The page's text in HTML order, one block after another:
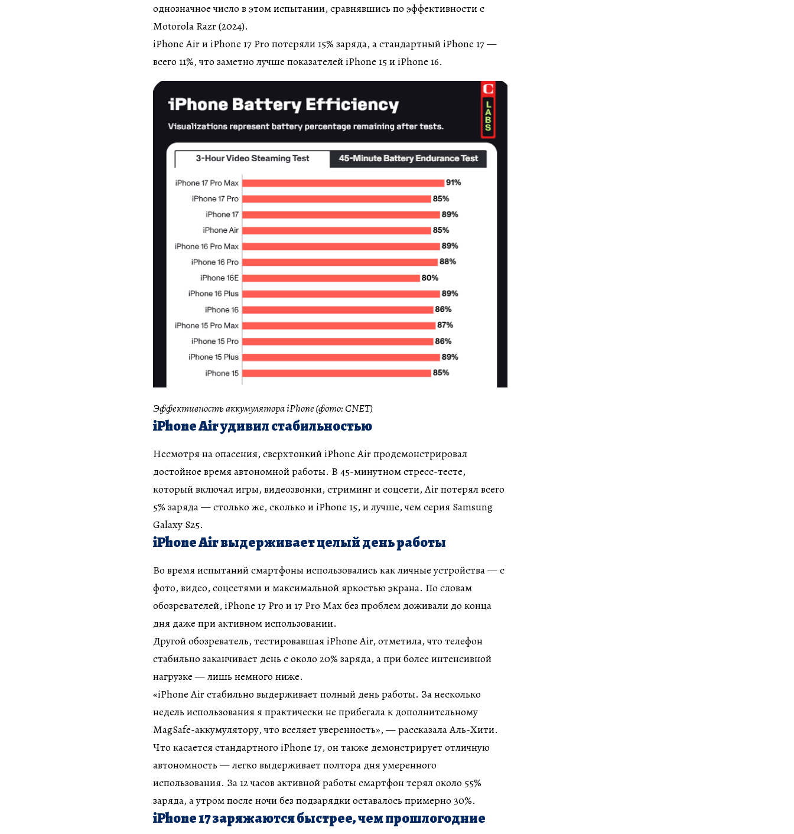
однозначное число в этом испытании, сравнявшись по эффективности с
Motorola Razr (2024).
iPhone Air и iPhone 17 Pro потеряли 15% заряда, а стандартный iPhone 17 —
всего 11%, что заметно лучше показателей iPhone 15 и iPhone 16.
Эффективность аккумулятора iPhone (фото: CNET)
iPhone Air удивил стабильностью
Несмотря на опасения, сверхтонкий iPhone Air продемонстрировал
достойное время автономной работы. В 45-минутном стресс-тесте,
который включал игры, видеозвонки, стриминг и соцсети, Air потерял всего
5% заряда — столько же, сколько и iPhone 15, и лучше, чем серия Samsung
Galaxy S25.
iPhone Air выдерживает целый день работы
Во время испытаний смартфоны использовались как личные устройства — с
фото, видео, соцсетями и максимальной яркостью экрана. По словам
обозревателей, iPhone 17 Pro и 17 Pro Max без проблем доживали до конца
дня даже при активном использовании.
Другой обозреватель, тестировавшая iPhone Air, отметила, что телефон
стабильно заканчивает день с около 20% заряда, а при более интенсивной
нагрузке — лишь немного ниже.
«iPhone Air стабильно выдерживает полный день работы. За несколько
недель использования я практически не прибегала к дополнительному
MagSafe-аккумулятору, что вселяет уверенность», — рассказала Аль-Хити.
Что касается стандартного iPhone 17, он также демонстрирует отличную
автономность — легко выдерживает полтора дня умеренного
использования. За 12 часов активной работы смартфон терял около 55%
заряда, а утром после ночи без подзарядки оставалось примерно 30%.
iPhone 17 заряжаются быстрее, чем прошлогодние